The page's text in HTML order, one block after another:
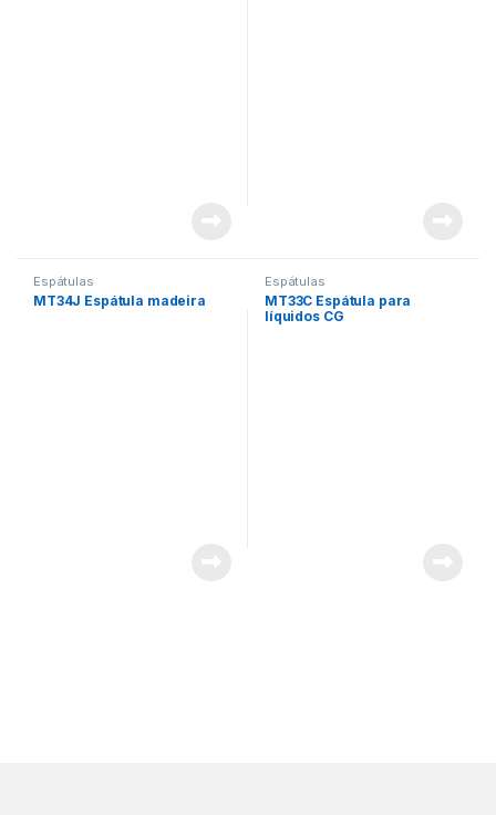
Espátulas
MT34J Espátula madeira
Espátulas
MT33C Espátula para
líquidos CG